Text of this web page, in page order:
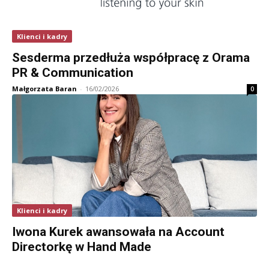
Klienci i kadry
Sesderma przedłuża współpracę z Orama
PR & Communication
Małgorzata Baran - 16/02/2026 0
Klienci i kadry
Iwona Kurek awansowała na Account
Directorkę w Hand Made